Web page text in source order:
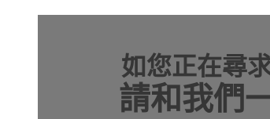
如您正在尋
請和我們